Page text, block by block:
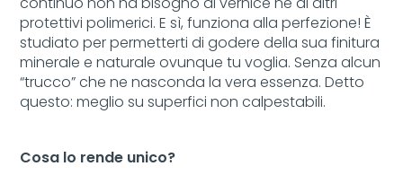
protettivi polimerici. E sì, funziona alla perfezione! È
studiato per permetterti di godere della sua finitura
minerale e naturale ovunque tu voglia. Senza alcun
“trucco” che ne nasconda la vera essenza. Detto
questo: meglio su superfici non calpestabili.
Cosa lo rende unico?